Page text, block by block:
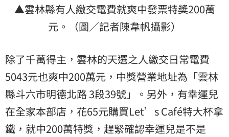
▲雲林縣有人繳交電費就爽中發票特獎200萬
元。（圖／記者陳韋帆攝影）
除了千萬得主，雲林的天選之人繳交日常電費
5043元也爽中200萬元，中獎營業地址為「雲林
縣斗六市明德北路 3段39號」。另外，有幸運兒
在全家本部店，花65元購買Let’s Café特大杯拿
鐵，就中200萬特獎，趕緊確認幸運兒是不是